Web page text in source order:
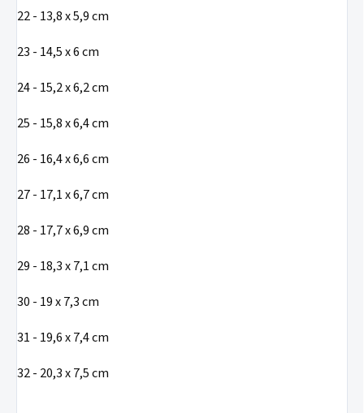
22 - 13,8 x 5,9 cm
23 - 14,5 x 6 cm
24 - 15,2 x 6,2 cm
25 - 15,8 x 6,4 cm
26 - 16,4 x 6,6 cm
27 - 17,1 x 6,7 cm
28 - 17,7 x 6,9 cm
29 - 18,3 x 7,1 cm
30 - 19 x 7,3 cm
31 - 19,6 x 7,4 cm
32 - 20,3 x 7,5 cm